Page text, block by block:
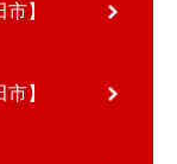
】
】